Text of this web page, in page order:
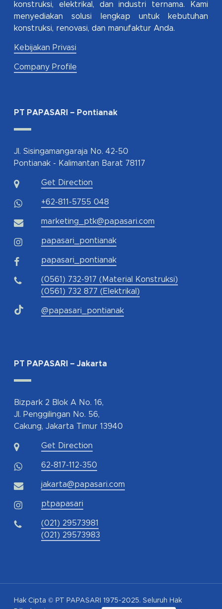
konstruksi, elektrikal, dan industri ternama. Kami
menyediakan solusi lengkap untuk kebutuhan
konstruksi, renovasi, dan manufaktur Anda.
Kebijakan Privasi
Company Profile
PT PAPASARI – Pontianak
Jl. Sisingamangaraja No. 42-50
Pontianak - Kalimantan Barat 78117
Get Direction
+62-811-5755 048
marketing_ptk@papasari.com
papasari_pontianak
papasari_pontianak
(0561) 732-917 (Material Konstruksi)
(0561) 732 877 (Elektrikal)
@papasari_pontianak
PT PAPASARI – Jakarta
Bizpark 2 Blok A No. 16,
Jl. Penggilingan No. 56,
Cakung, Jakarta Timur 13940
Get Direction
62-817-112-350
jakarta@papasari.com
ptpapasari
(021) 29573981
(021) 29573983
Hak Cipta © PT PAPASARI 1975-2025. Seluruh Hak